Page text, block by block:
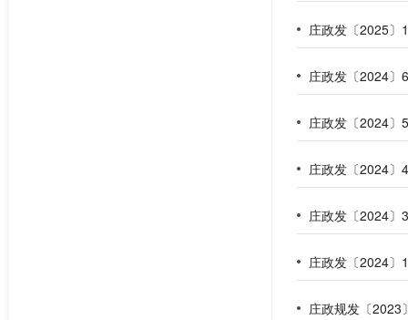
庄政发〔2025〕
庄政发〔2024〕
庄政发〔2024〕
庄政发〔2024〕
庄政规发〔2023